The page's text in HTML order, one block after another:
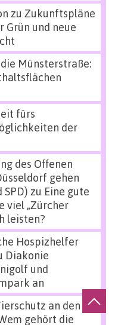
zu Zukunftspläne
Grün und neue
Münsterstraße:
fürs
der
des Offenen
gehen
zu Eine gute
viel „Zürcher
leisten?
Hospizhelfer
Diakonie
und
an
an den
gehört die